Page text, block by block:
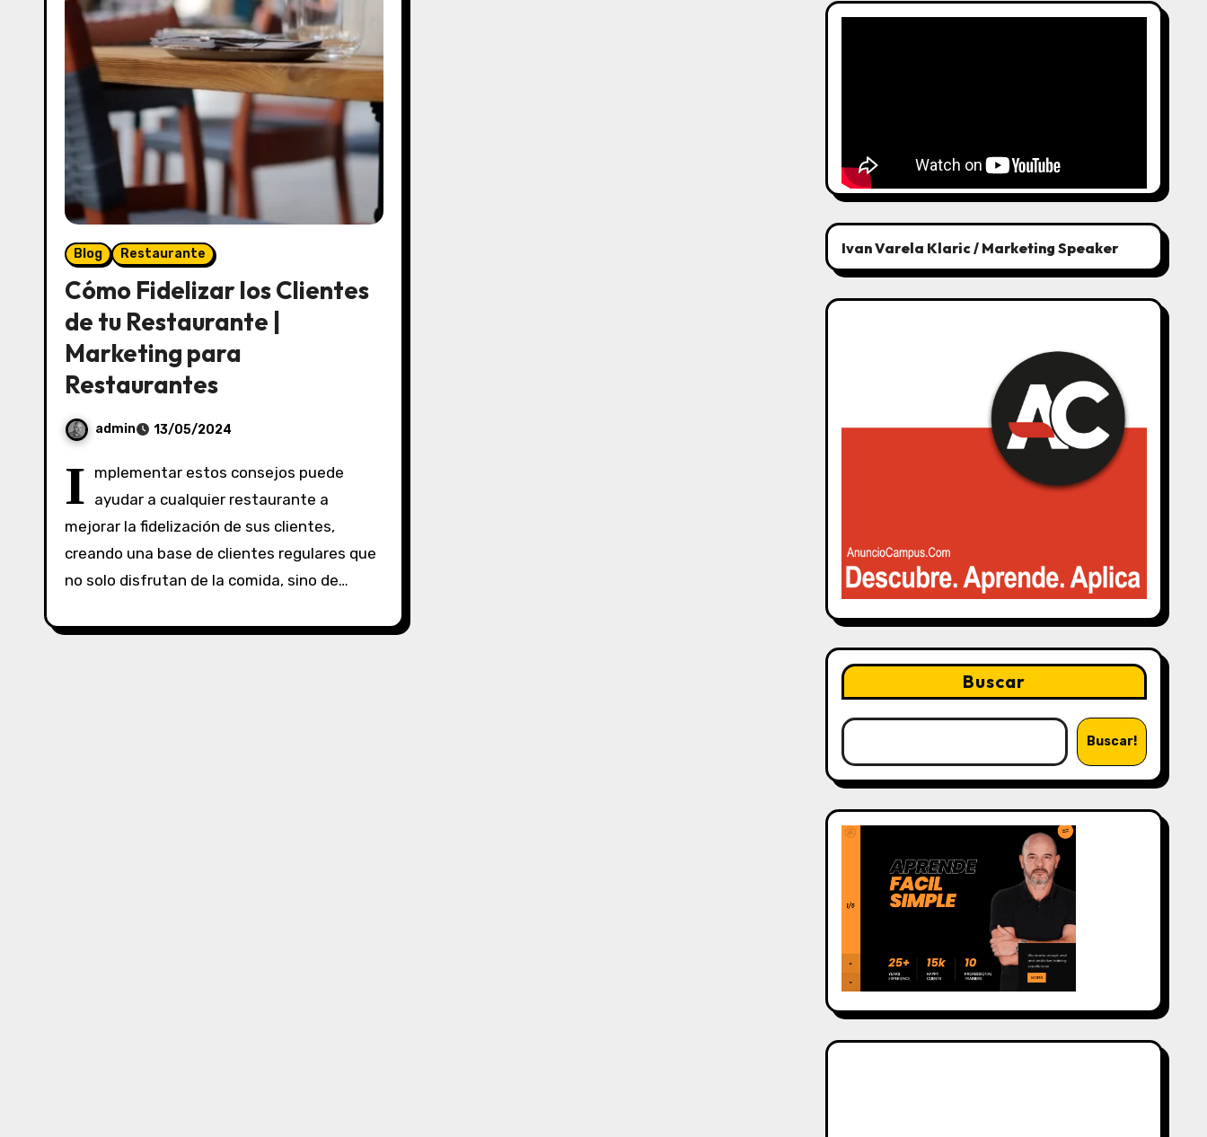
Blog Restaurante
Cómo Fidelizar los Clientes
de tu Restaurante |
Marketing para
Restaurantes
admin 13/05/2024
n
c
o
t
I mplementar estos consejos puede
ayudar a cualquier restaurante a
mejorar la fidelización de sus clientes,
creando una base de clientes regulares que
no solo disfrutan de la comida, sino de…
Ivan Varela Klaric / Marketing Speaker
Buscar
Buscar!